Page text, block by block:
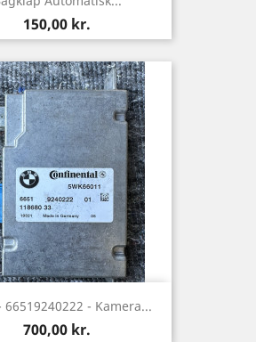
Pris
150,00 kr.
66519240222 - Kamera...
Pris
700,00 kr.